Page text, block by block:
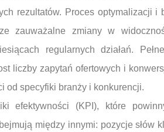
rezultatów. Proces optymalizacji
zauważalne zmiany w
regularnych działań.
liczby zapytań ofertowych i
od specyfiki branży i konkurencji.
efektywności (KPI), które
między innymi: pozycje słów